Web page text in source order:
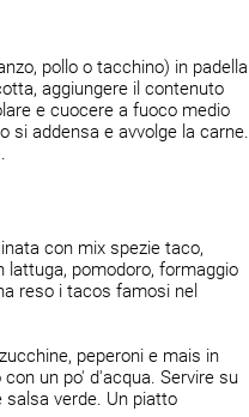
pollo o tacchino) in padella
aggiungere il contenuto
e cuocere a fuoco medio
si addensa e avvolge la carne.
con mix spezie taco,
pomodoro, formaggio
reso i tacos famosi nel
peperoni e mais in
un po' d'acqua. Servire su
salsa verde. Un piatto